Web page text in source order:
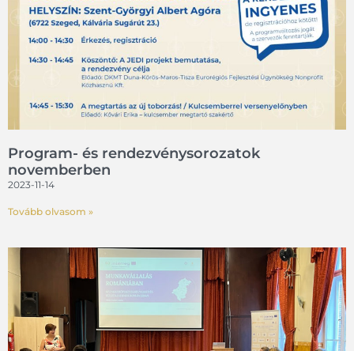
Program- és rendezvénysorozatok
novemberben
2023-11-14
Tovább olvasom »